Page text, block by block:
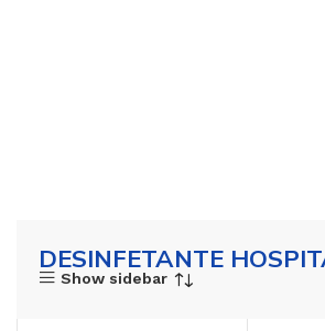
DESINFETANTE
Show sidebar